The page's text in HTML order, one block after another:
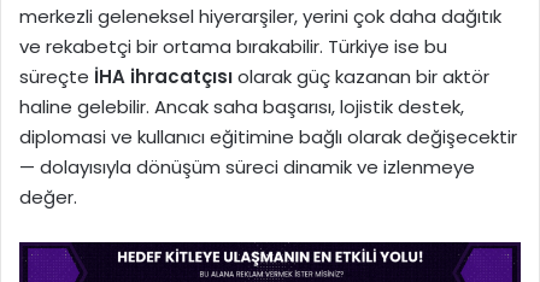
merkezli geleneksel hiyerarşiler, yerini çok daha dağıtık
ve rekabetçi bir ortama bırakabilir. Türkiye ise bu
süreçte İHA ihracatçısıolarak güç kazanan bir aktör
haline gelebilir. Ancak saha başarısı, lojistik destek,
diplomasi ve kullanıcı eğitimine bağlı olarak değişecektir
— dolayısıyla dönüşüm süreci dinamik ve izlenmeye
değer.